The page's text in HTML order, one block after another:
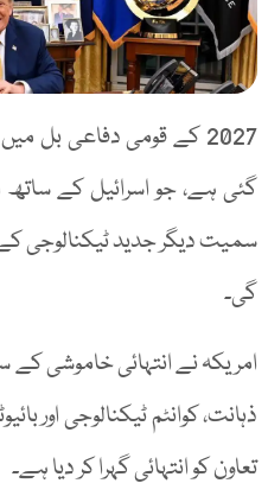
2027 کے قومی دفاعی بل
گئی ہے، جو اسرائیل کے
سمیت دیگر جدید ٹیکنالوجی
گی۔
امریکہ نے انتہائی خاموشی
ذہانت، کوانٹم ٹیکنالوجی اور
تعاون کو انتہائی گہرا کر دیا ہے۔